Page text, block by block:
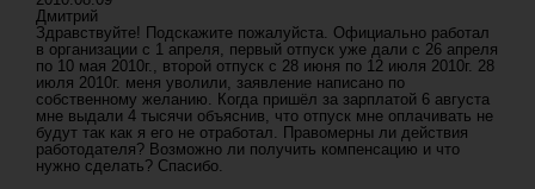
Дмитрий
Здравствуйте! Подскажите пожалуйста. Официально работал
в организации с 1 апреля, первый отпуск уже дали с 26 апреля
по 10 мая 2010г., второй отпуск с 28 июня по 12 июля 2010г. 28
июля 2010г. меня уволили, заявление написано по
собственному желанию. Когда пришёл за зарплатой 6 августа
мне выдали 4 тысячи объяснив, что отпуск мне оплачивать не
будут так как я его не отработал. Правомерны ли действия
работодателя? Возможно ли получить компенсацию и что
нужно сделать? Спасибо.